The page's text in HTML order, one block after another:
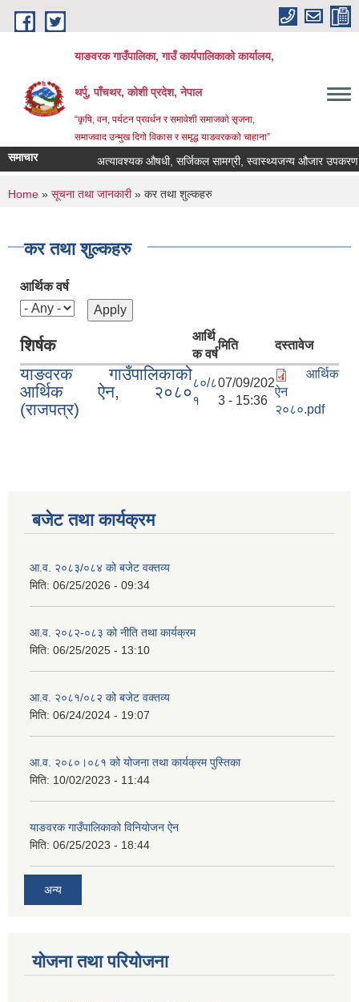
Skip to main content
याङवरक गाउँपालिका, गाउँ कार्यपालिकाको कार्यालय,
थर्पु, पाँचथर, कोशी प्रदेश, नेपाल
“कृषि, वन, पर्यटन प्रवर्धन र समावेशी समाजको सृजना,
समाजवाद उन्मुख दिगो विकास र समृद्ध याङवरकको चाहाना”
समाचार अत्यावश्यक औषधी, सर्जिकल सामग्री, स्वास्थ्यजन्य औजार उपकरण,
You are here
Home » सूचना तथा जानकारी» कर तथा शुल्कहरु
कर तथा शुल्कहरु
आर्थिक वर्ष
शिर्षक
आर्थि
क वर्ष
मिति दस्तावेज
याङवरक गाउँपालिकाको
आर्थिक ऐन, २०८०
(राजपत्र)
८०/८
१
07/09/202
3 - 15:36
आर्थिक
ऐन
२०८०.pdf
बजेट तथा कार्यक्रम
आ.व. २०८३/०८४ को बजेट वक्तव्य
मिति: 06/25/2026 - 09:34
आ.व. २०८२-०८३ को नीति तथा कार्यक्रम
मिति: 06/25/2025 - 13:10
आ.व. २०८१/०८२ को बजेट वक्तव्य
मिति: 06/24/2024 - 19:07
आ.व. २०८०।०८१ को योजना तथा कार्यक्रम पुस्तिका
मिति: 10/02/2023 - 11:44
याङवरक गाउँपालिकाको विनियोजन ऐन
मिति: 06/25/2023 - 18:44
अन्य
योजना तथा परियोजना